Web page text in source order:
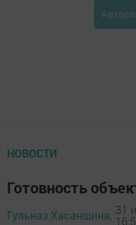
НОВОСТИ
Готовность
Гульназ Хасаншина, 31